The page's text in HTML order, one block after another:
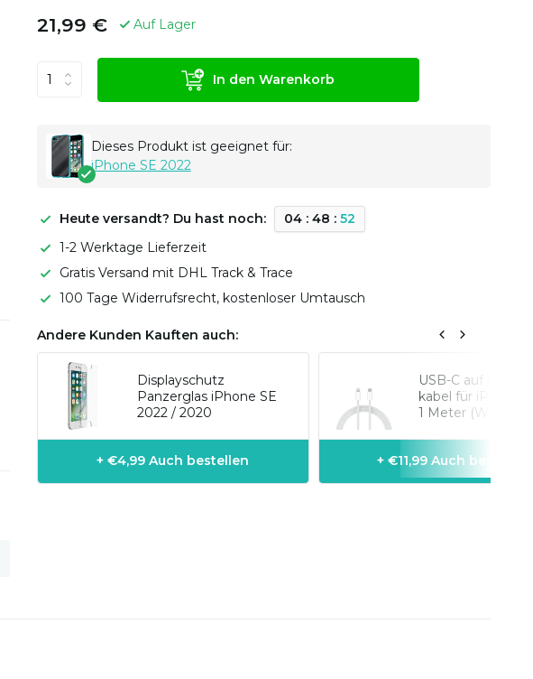
21,99 € Auf Lager
In den Warenkorb
Dieses Produkt ist geeignet für:
iPhone SE 2022
Heute versandt? Du hast noch: 04: 48 : 51
1-2 Werktage Lieferzeit
Gratis Versand mit DHL Track & Trace
100 Tage Widerrufsrecht, kostenloser Umtausch
Andere Kunden Kauften auch:
Displayschutz
Panzerglas iPhone SE
2022 / 2020
+ €4,99 Auch bestellen
USB-C auf
kabel für iPhone-
1 Meter (Weiß)
+ €11,99 Auch bestellen